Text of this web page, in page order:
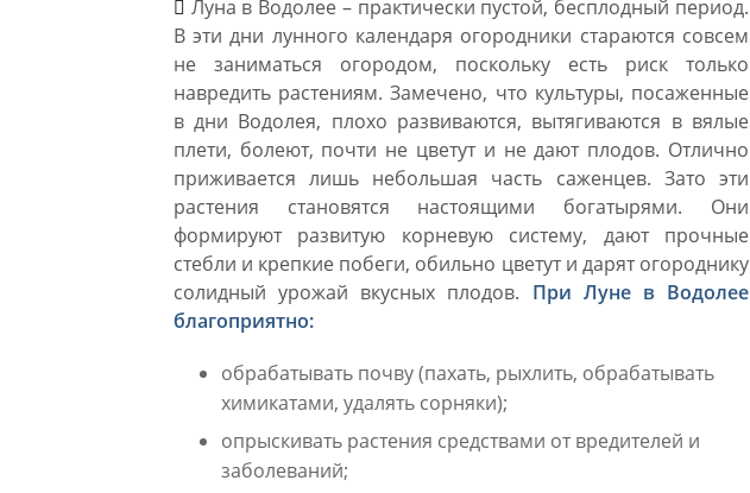
Луна в Водолее – практически пустой, бесплодный период.
В эти дни лунного календаря огородники стараются совсем
не заниматься огородом, поскольку есть риск только
навредить растениям. Замечено, что культуры, посаженные
в дни Водолея, плохо развиваются, вытягиваются в вялые
плети, болеют, почти не цветут и не дают плодов. Отлично
приживается лишь небольшая часть саженцев. Зато эти
растения становятся настоящими богатырями. Они
формируют развитую корневую систему, дают прочные
стебли и крепкие побеги, обильно цветут и дарят огороднику
солидный урожай вкусных плодов. При Луне в Водолее
благоприятно:
обрабатывать почву (пахать, рыхлить, обрабатывать
химикатами, удалять сорняки);
опрыскивать растения средствами от вредителей и
заболеваний;